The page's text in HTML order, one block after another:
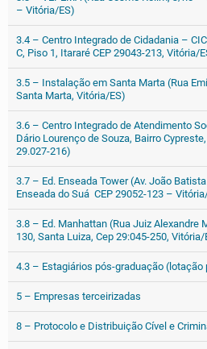
– Vitória/ES)
3.4 – Centro Integrado de Cidadania –
C, Piso 1, Itararé CEP 29043-213, Vitória/
3.5 – Instalação em Santa Marta (Rua
Santa Marta, Vitória/ES)
3.6 – Centro Integrado de Atendimento
Dário Lourenço de Souza, Bairro
29.027-216)
3.7 – Ed. Enseada Tower (Av. João
Enseada do Suá CEP 29052-123 –
3.8 – Ed. Manhattan (Rua Juiz Alexandre
130, Santa Luiza, Cep 29:045-250, Vitória/
4.3 – Estagiários pós-graduação (lotação
5 – Empresas terceirizadas
8 – Protocolo e Distribuição Cível e